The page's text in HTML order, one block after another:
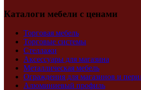
Каталоги мебели с ценами
Торговая мебель
Торговые системы
Стеллажи
Аксессуары для магазина
Металлическая мебель
Ограждения для магазинов и
Алюминиевый профиль